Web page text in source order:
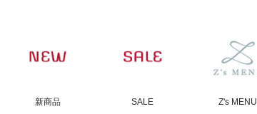
新商品 SALE Z's MENU